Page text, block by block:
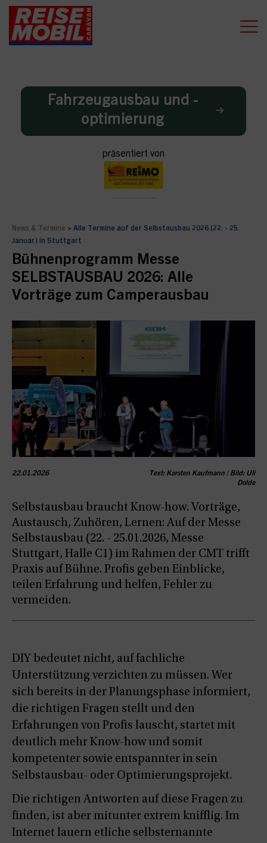
Fahrzeugausbau und -
optimierung
präsentiert von
News & Termine > Alle Termine auf der Selbstausbau 2026 (22. - 25.
Januar) in Stuttgart
Bühnenprogramm Messe
SELBSTAUSBAU 2026: Alle
Vorträge zum Camperausbau
22.01.2026
Text: Karsten Kaufmann | Bild: Uli
Dolde
Selbstausbau braucht Know-how. Vorträge,
Austausch, Zuhören, Lernen: Auf der Messe
Selbstausbau (22. - 25.01.2026, Messe
Stuttgart, Halle C1) im Rahmen der CMT trifft
Praxis auf Bühne. Profis geben Einblicke,
teilen Erfahrung und helfen, Fehler zu
vermeiden.
DIY bedeutet nicht, auf fachliche
Unterstützung verzichten zu müssen. Wer
sich bereits in der Planungsphase informiert,
die richtigen Fragen stellt und den
Erfahrungen von Profis lauscht, startet mit
deutlich mehr Know-how und somit
kompetenter sowie entspannter in sein
Selbstausbau- oder Optimierungsprojekt.
Die richtigen Antworten auf diese Fragen zu
finden, ist aber mitunter extrem knifflig. Im
Internet lauern etliche selbsternannte